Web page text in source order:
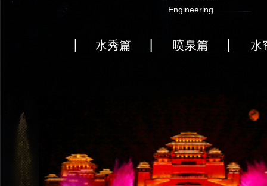
Engineering
水秀篇 喷泉篇 水